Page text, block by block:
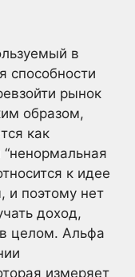
в
способности
рынок
образом,
как
“ненормальная
к идее
и поэтому нет
доход,
целом. Альфа
измеряет